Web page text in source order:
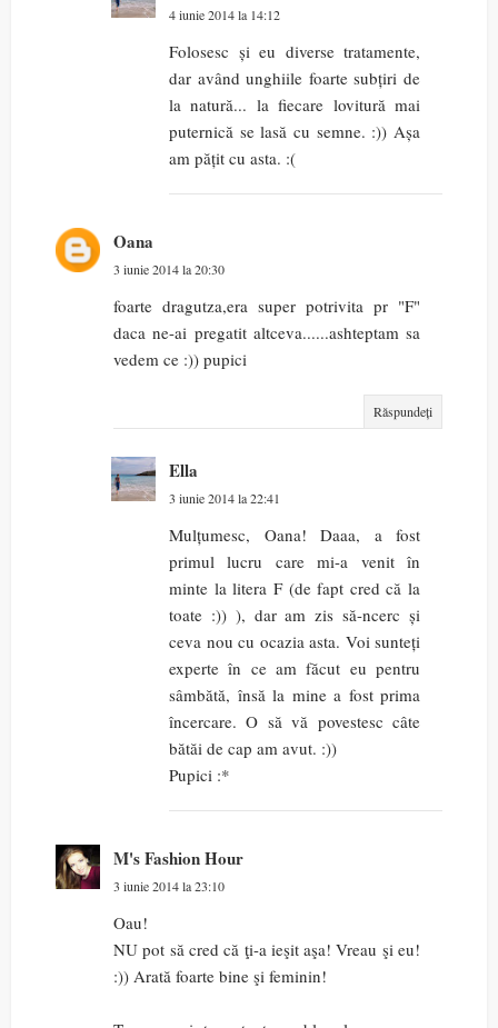
4 iunie 2014 la 14:12
Folosesc și eu diverse tratamente,
dar având unghiile foarte subțiri de
la natură... la fiecare lovitură mai
puternică se lasă cu semne. :)) Așa
am pățit cu asta. :(
Oana
3 iunie 2014 la 20:30
foarte dragutza,era super potrivita pr "F"
daca ne-ai pregatit altceva......ashteptam sa
vedem ce :)) pupici
Răspundeți
Ella
3 iunie 2014 la 22:41
Mulțumesc, Oana! Daaa, a fost
primul lucru care mi-a venit în
minte la litera F (de fapt cred că la
toate :)) ), dar am zis să-ncerc și
ceva nou cu ocazia asta. Voi sunteți
experte în ce am făcut eu pentru
sâmbătă, însă la mine a fost prima
încercare. O să vă povestesc câte
bătăi de cap am avut. :))
Pupici :*
M's Fashion Hour
3 iunie 2014 la 23:10
Oau!
NU pot să cred că ţi-a ieşit aşa! Vreau şi eu!
:)) Arată foarte bine şi feminin!